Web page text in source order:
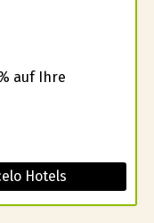
auf Ihre
Hotels